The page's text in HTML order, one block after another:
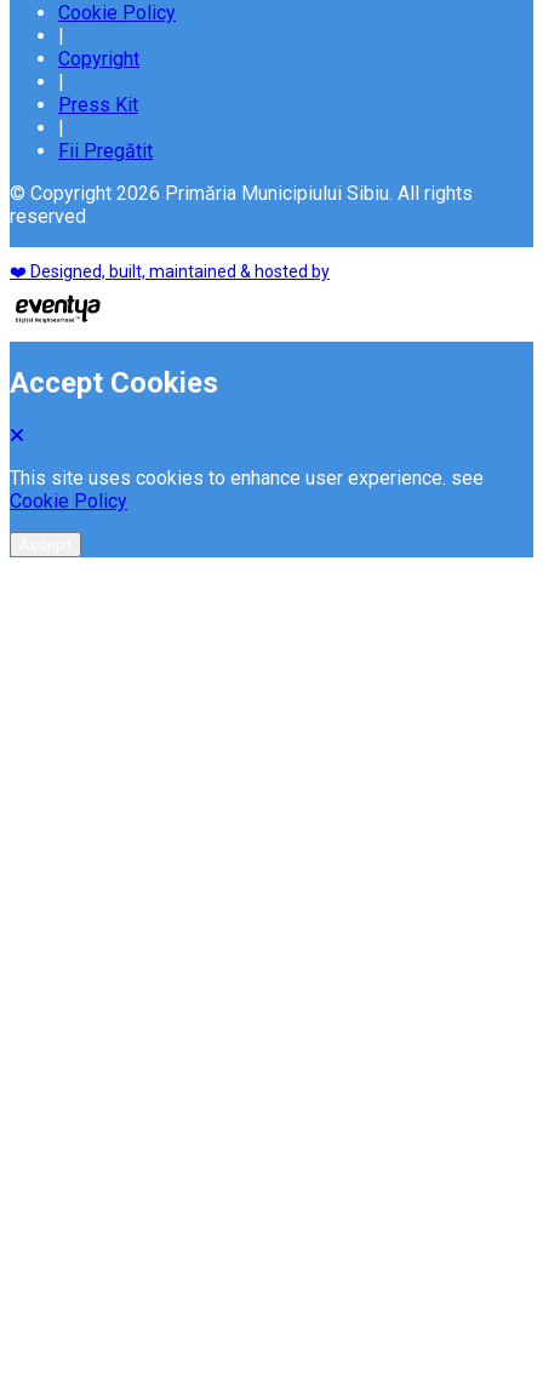
Cookie Policy
Copyright
Press Kit
Fii Pregătit
© Copyright 2026 Primăria Municipiului Sibiu. All rights
reserved
❤️ Designed, built, maintained & hosted by
Accept Cookies
This site uses cookies to enhance user experience. see
Cookie Policy